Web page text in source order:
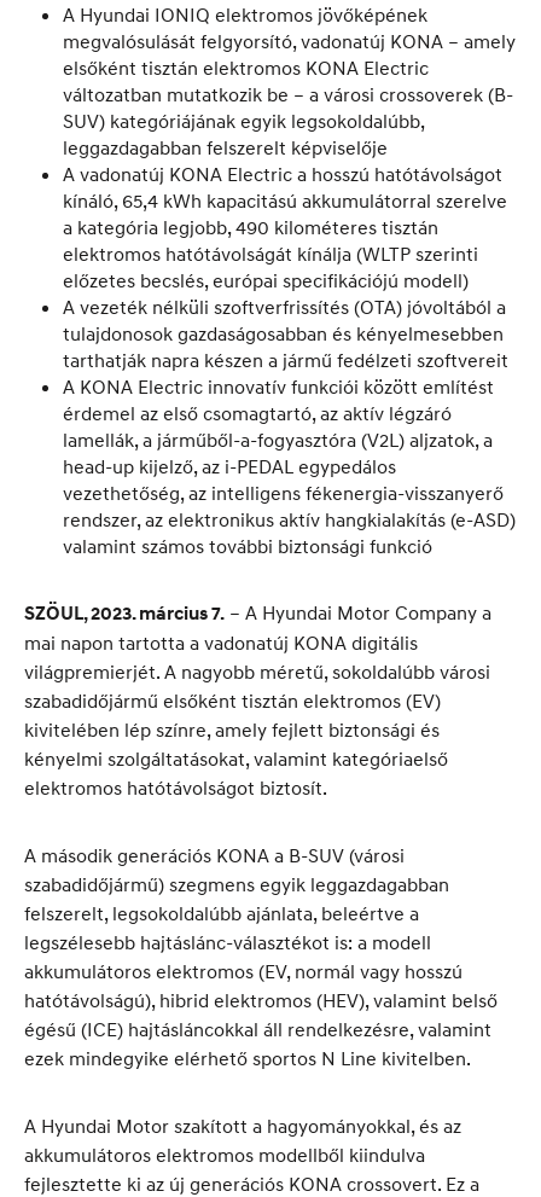
A Hyundai IONIQ elektromos jövőképének
megvalósulását felgyorsító, vadonatúj KONA – amely
elsőként tisztán elektromos KONA Electric
változatban mutatkozik be – a városi crossoverek (B-
SUV) kategóriájának egyik legsokoldalúbb,
leggazdagabban felszerelt képviselője
A vadonatúj KONA Electric a hosszú hatótávolságot
kínáló, 65,4 kWh kapacitású akkumulátorral szerelve
a kategória legjobb, 490 kilométeres tisztán
elektromos hatótávolságát kínálja (WLTP szerinti
előzetes becslés, európai specifikációjú modell)
A vezeték nélküli szoftverfrissítés (OTA) jóvoltából a
tulajdonosok gazdaságosabban és kényelmesebben
tarthatják napra készen a jármű fedélzeti szoftvereit
A KONA Electric innovatív funkciói között említést
érdemel az első csomagtartó, az aktív légzáró
lamellák, a járműből-a-fogyasztóra (V2L) aljzatok, a
head-up kijelző, az i-PEDAL egypedálos
vezethetőség, az intelligens fékenergia-visszanyerő
rendszer, az elektronikus aktív hangkialakítás (e-ASD)
valamint számos további biztonsági funkció
SZÖUL, 2023. március 7. – A Hyundai Motor Company a
mai napon tartotta a vadonatúj KONA digitális
világpremierjét. A nagyobb méretű, sokoldalúbb városi
szabadidőjármű elsőként tisztán elektromos (EV)
kivitelében lép színre, amely fejlett biztonsági és
kényelmi szolgáltatásokat, valamint kategóriaelső
elektromos hatótávolságot biztosít.
A második generációs KONA a B-SUV (városi
szabadidőjármű) szegmens egyik leggazdagabban
felszerelt, legsokoldalúbb ajánlata, beleértve a
legszélesebb hajtáslánc-választékot is: a modell
akkumulátoros elektromos (EV, normál vagy hosszú
hatótávolságú), hibrid elektromos (HEV), valamint belső
égésű (ICE) hajtásláncokkal áll rendelkezésre, valamint
ezek mindegyike elérhető sportos N Line kivitelben.
A Hyundai Motor szakított a hagyományokkal, és az
akkumulátoros elektromos modellből kiindulva
fejlesztette ki az új generációs KONA crossovert. Ez a